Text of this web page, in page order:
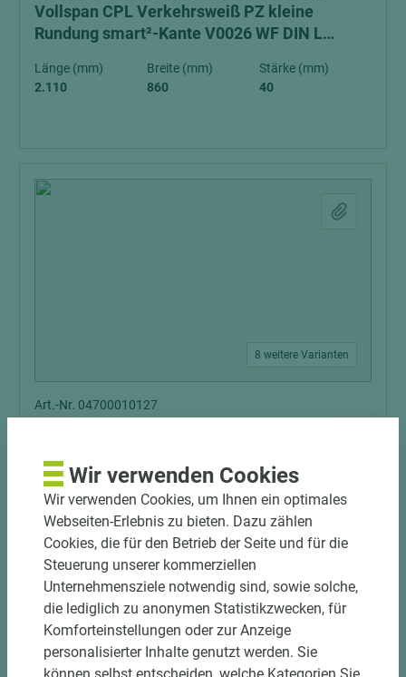
Vollspan CPL Verkehrsweiß PZ kleine
Rundung smart²-Kante V0026 WF DIN L
Länge (mm)
2.110
Breite (mm)
860
Stärke (mm)
40
8 weitere Varianten
Art.-Nr. 04700010127
Rundung smart²-Kante V0026 WF DIN L
Schall-Ex Schallschutzklasse 1 Klimaklasse 3
Länge (mm)
1.985
Breite (mm)
860
Stärke (mm)
40
Wir verwenden Cookies
Wir verwenden Cookies, um Ihnen ein optimales
Webseiten-Erlebnis zu bieten. Dazu zählen
Cookies, die für den Betrieb der Seite und für die
Steuerung unserer kommerziellen
Unternehmensziele notwendig sind, sowie solche,
die lediglich zu anonymen Statistikzwecken, für
Komforteinstellungen oder zur Anzeige
personalisierter Inhalte genutzt werden. Sie
können selbst entscheiden, welche Kategorien Sie